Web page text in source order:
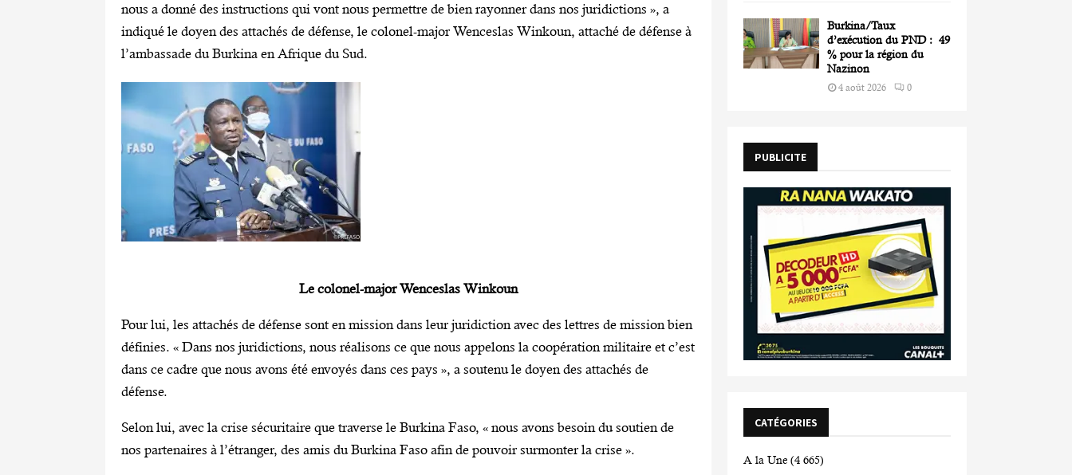
nous a donné des instructions qui vont nous permettre de bien rayonner dans nos juridictions », a
indiqué le doyen des attachés de défense, le colonel-major Wenceslas Winkoun, attaché de défense à
l’ambassade du Burkina en Afrique du Sud.
Le colonel-major Wenceslas Winkoun
Pour lui, les attachés de défense sont en mission dans leur juridiction avec des lettres de mission bien
définies. « Dans nos juridictions, nous réalisons ce que nous appelons la coopération militaire et c’est
dans ce cadre que nous avons été envoyés dans ces pays », a soutenu le doyen des attachés de
défense.
Selon lui, avec la crise sécuritaire que traverse le Burkina Faso, « nous avons besoin du soutien de
nos partenaires à l’étranger, des amis du Burkina Faso afin de pouvoir surmonter la crise ».
Burkina/Taux
d’exécution du PND : 49
% pour la région du
Nazinon
4 août 2026 0
PUBLICITE
CATÉGORIES
A la Une (4 665)